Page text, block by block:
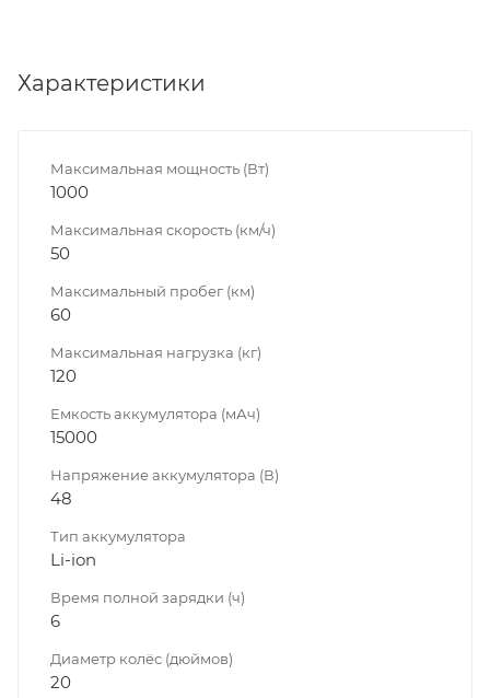
Характеристики
Максимальная мощность (Вт)
1000
Максимальная скорость (км/ч)
50
Максимальный пробег (км)
60
Максимальная нагрузка (кг)
120
Емкость аккумулятора (мАч)
15000
Напряжение аккумулятора (В)
48
Тип аккумулятора
Li-ion
Время полной зарядки (ч)
6
Диаметр колёс (дюймов)
20